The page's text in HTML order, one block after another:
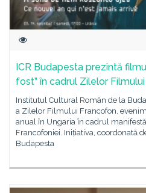
ICR Budapesta prezintă
fost” în cadrul Zilelor
Institutul Cultural Român de la
a Zilelor Filmului Francofon,
anual în Ungaria în cadrul
Francofoniei. Inițiativa, coordonată
Budapesta